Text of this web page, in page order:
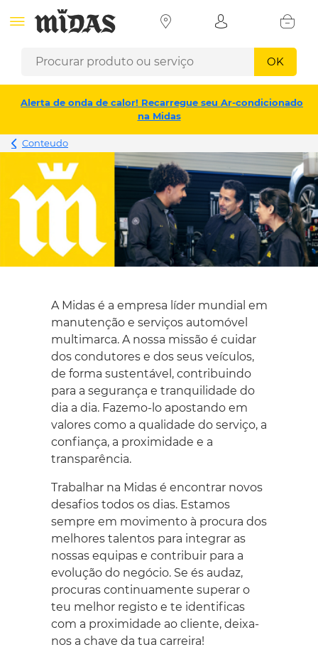
OK
Alerta de onda de calor! Recarregue seu Ar-condicionado
na Midas
Conteudo
A Midas é a empresa líder mundial em
manutenção e serviços automóvel
multimarca. A nossa missão é cuidar
dos condutores e dos seus veículos,
de forma sustentável, contribuindo
para a segurança e tranquilidade do
dia a dia. Fazemo-lo apostando em
valores como a qualidade do serviço, a
confiança, a proximidade e a
transparência. ​
Trabalhar na Midas é encontrar novos
desafios todos os dias. Estamos
sempre em movimento à procura dos
melhores talentos para integrar as
nossas equipas e contribuir para a
evolução do negócio. Se és audaz,
procuras continuamente superar o
teu melhor registo e te identificas
com a proximidade ao cliente, deixa-
nos a chave da tua carreira!